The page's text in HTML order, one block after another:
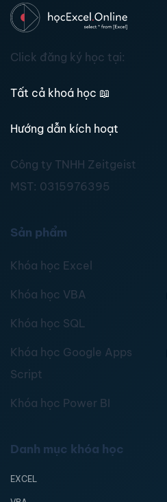
Click đăng ký học tại:
Tất cả khoá học 📖
Hướng dẫn kích hoạt
Công ty TNHH Zeitgeist
MST: 0315976395
Sản phẩm
Khóa học Excel
Khóa học VBA
Khóa học SQL
Khóa học Google Apps
Script
Khóa học Power BI
Danh mục khóa học
EXCEL